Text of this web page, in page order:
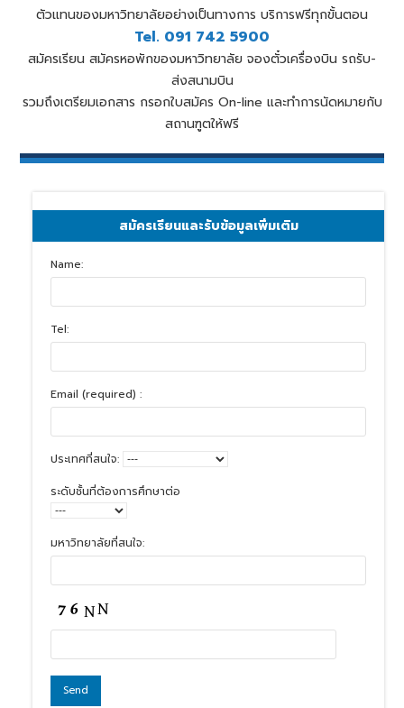
ตัวแทนของมหาวิทยาลัยอย่างเป็นทางการ บริการฟรีทุกขั้นตอน
Tel. 091 742 5900
สมัครเรียน สมัครหอพักของมหาวิทยาลัย จองตั๋วเครื่องบิน รถรับ-
ส่งสนามบิน
รวมถึงเตรียมเอกสาร กรอกใบสมัคร On-line และทำการนัดหมายกับ
สถานฑูตให้ฟรี
สมัครเรียนและรับข้อมูลเพิ่มเติม
Name:
Tel:
Email (required) :
ประเทศที่สนใจ:
ระดับชั้นที่ต้องการศึกษาต่อ
มหาวิทยาลัยที่สนใจ: